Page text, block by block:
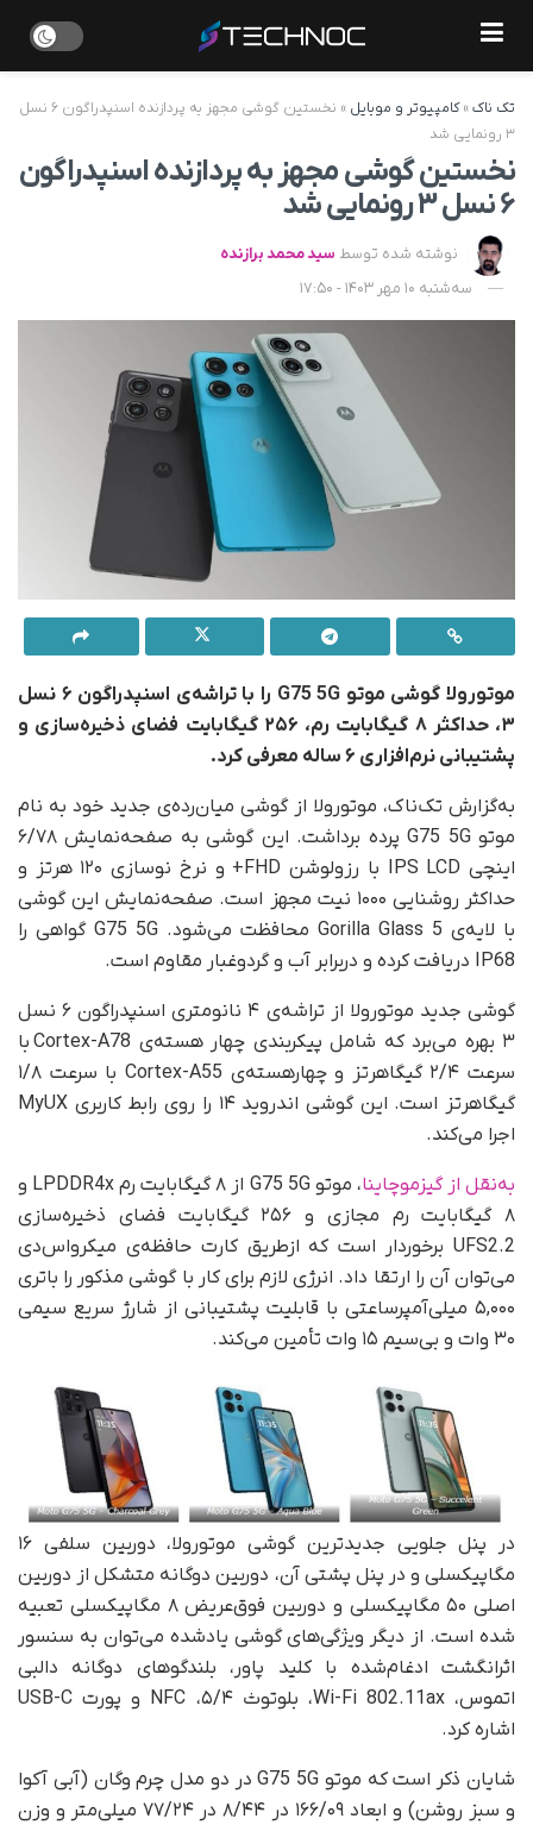
تک ناک»کامپیوتر و موبایل »
نخستین گوشی مجهز به پردازنده اسنپدراگون ۶ نسل
۳ رونمایی شد
نخستین گوشی مجهز به پردازنده اسنپدراگون
۶ نسل ۳ رونمایی شد
نوشته شده توسط سید محمد برازنده
سه‌شنبه 10 مهر 1403 - 17:50
موتورولا گوشی موتو G75 5G را با تراشه‌ی اسنپدراگون ۶ نسل
۳، حداکثر ۸ گیگابایت رم، ۲۵۶ گیگابایت فضای ذخیره‌سازی و
پشتیبانی نرم‌افزاری ۶ ساله معرفی کرد.
به‌گزارش تک‌ناک، موتورولا از گوشی میان‌رده‌ی جدید خود به نام
موتو G75 5G پرده برداشت. این گوشی به صفحه‌نمایش ۶/۷۸
اینچی IPS LCD با رزولوشن FHD+ و نرخ نوسازی ۱۲۰ هرتز و
حداکثر روشنایی ۱۰۰۰ نیت مجهز است. صفحه‌نمایش این گوشی
با لایه‌ی Gorilla Glass 5 محافظت می‌شود. G75 5G گواهی را
IP68 دریافت کرده و دربرابر آب و گردوغبار مقاوم است.
گوشی جدید موتورولا از تراشه‌ی ۴ نانومتری اسنپدراگون ۶ نسل
۳ بهره می‌برد که شامل پیکربندی چهار هسته‌ی Cortex-A78 با
سرعت ۲/۴ گیگاهرتز و چهارهسته‌ی Cortex-A55 با سرعت ۱/۸
گیگاهرتز است. این گوشی اندروید ۱۴ را روی رابط کاربری MyUX
اجرا می‌کند.
به‌نقل از گیزموچاینا
، موتو G75 5G از ۸ گیگابایت رم LPDDR4x و
۸ گیگابایت رم مجازی و ۲۵۶ گیگابایت فضای ذخیره‌سازی
UFS2.2 برخوردار است که از‌طریق کارت حافظه‌ی میکرواس‌دی
می‌توان آن را ارتقا داد. انرژی لازم برای کار با گوشی مذکور را باتری
۵,۰۰۰ میلی‌آمپرساعتی با قابلیت پشتیبانی از شارژ سریع سیمی
۳۰ وات و بی‌سیم ۱۵ وات تأمین می‌کند.
در پنل جلویی جدیدترین گوشی موتورولا، دوربین سلفی ۱۶
مگاپیکسلی و در پنل پشتی آن، دوربین دوگانه متشکل از دوربین
اصلی ۵۰ مگاپیکسلی و دوربین فوق‌عریض ۸ مگاپیکسلی تعبیه
شده است. از دیگر ویژگی‌های گوشی یادشده می‌توان به سنسور
اثر‌انگشت ادغام‌شده با کلید پاور، بلندگوهای دوگانه دالبی
اتموس، Wi-Fi 802.11ax، بلوتوث ۵/۴، NFC و پورت USB-C
اشاره کرد.
شایان ذکر است که موتو G75 5G در دو مدل چرم وگان (آبی آکوا
و سبز روشن) و ابعاد ۱۶۶/۰۹ در ۸/۴۴ در ۷۷/۲۴ میلی‌متر و وزن